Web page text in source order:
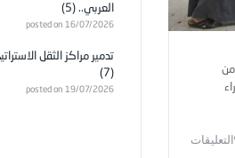
التعليقات
العربي.. (5)
posted on 16/07/2026
تدمير مراكز الثقل
(7)
posted on 19/07/2026